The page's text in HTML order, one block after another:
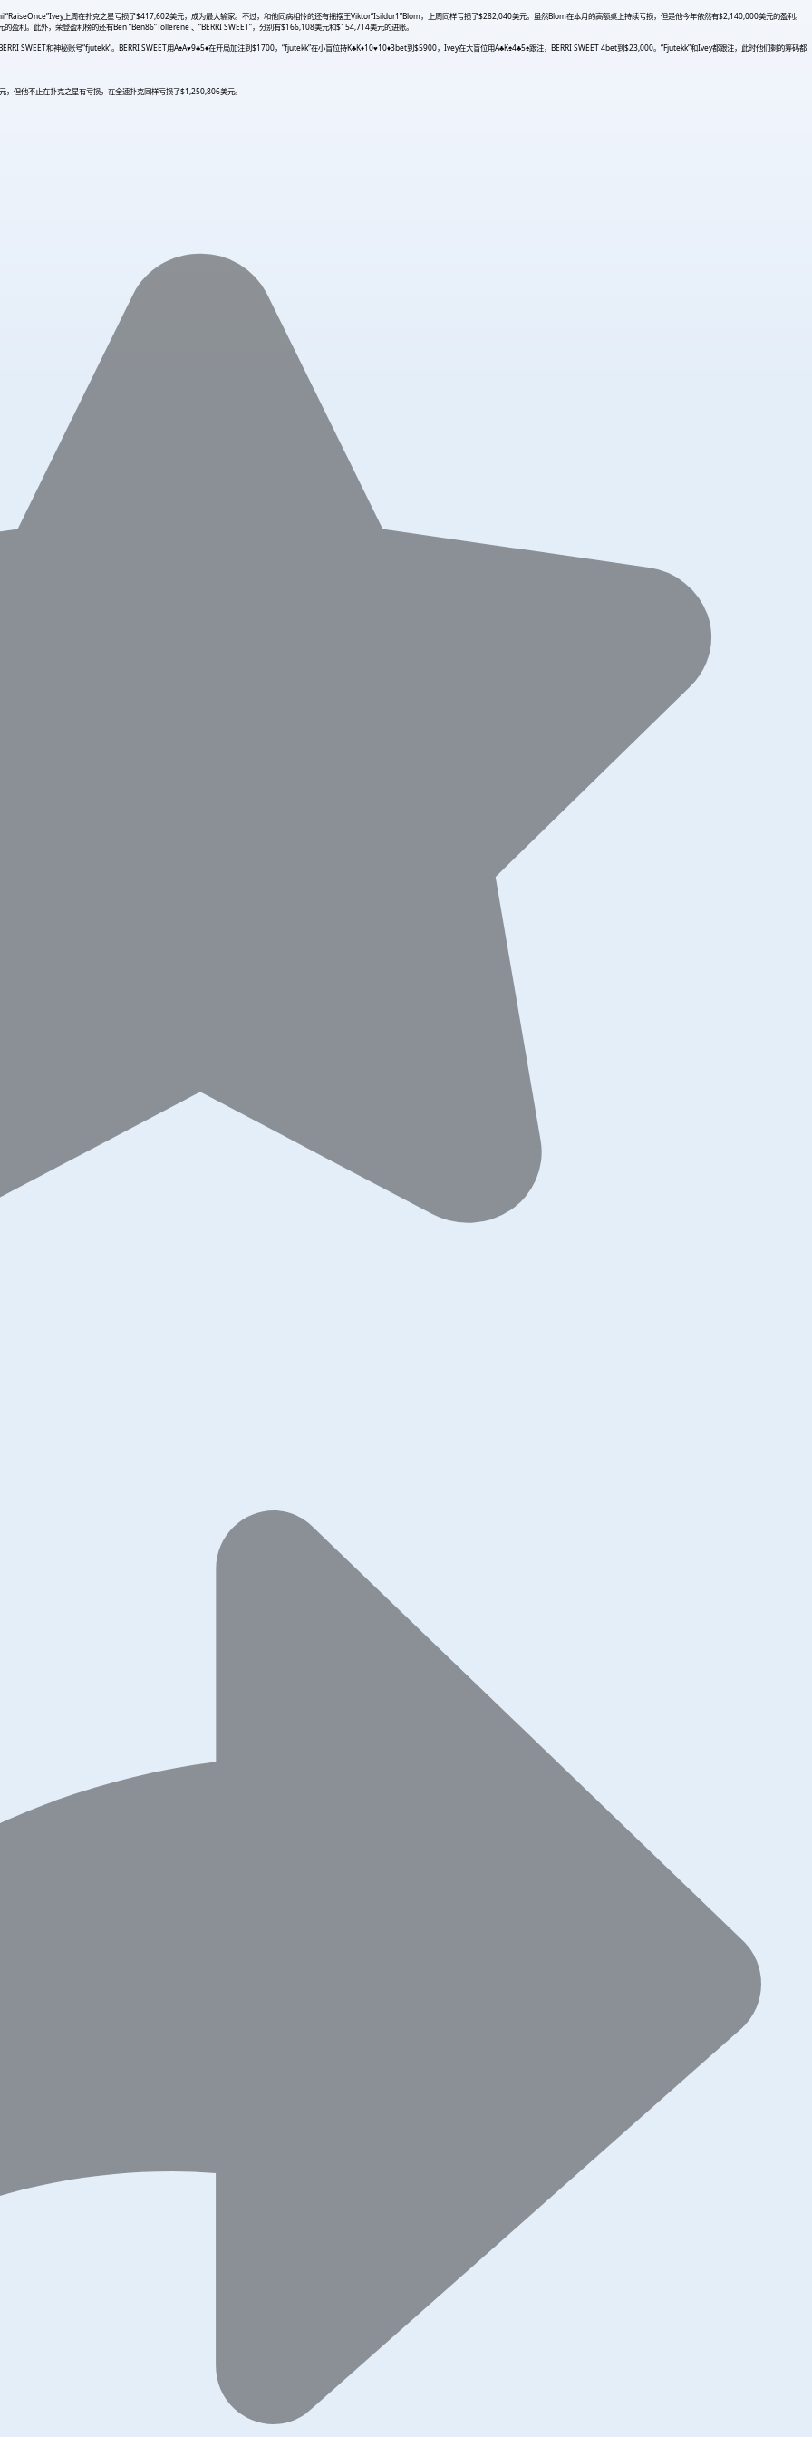
上周在扑克之星亏损了$417,602美元，成为最大输家。不过，和他同病相怜的还有摇摆王Viktor“Isildur1”Blom，上周同样亏损了$282,040美元。虽然Blom在本月的高额桌上持续亏损，但是他今年依然有$2,140,000美元的盈利。
利。此外，荣登盈利榜的还有Ben “Ben86”Tollerene 、“BERRI SWEET”，分别有$166,108美元和$154,714美元的进账。
SWEET和神秘账号“fjutekk”。BERRI SWEET用A♠A♥9♣5♦在开局加注到$1700，“fjutekk”在小盲位持K♣K♦10♥10♦3bet到$5900，Ivey在大盲位用A♣K♠4♣5♠跟注，BERRI SWEET 4bet到$23,000。“Fjutekk”和Ivey都跟注，此时他们剩的筹码都
但他不止在扑克之星有亏损，在全速扑克同样亏损了$1,250,806美元。